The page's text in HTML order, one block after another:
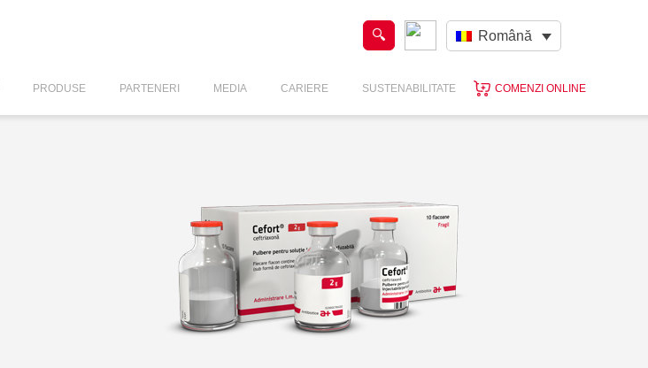
Română
PRODUSE PARTENERI MEDIA CARIERE SUSTENABILITATE COMENZI ONLINE